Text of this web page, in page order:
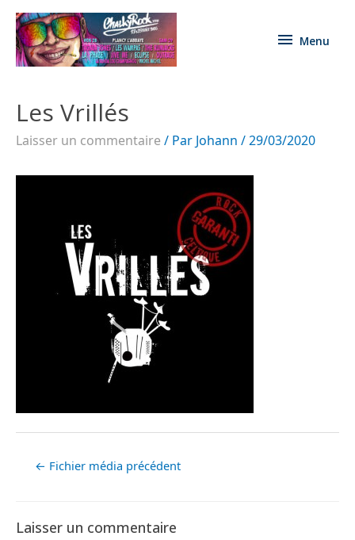
Menu
Les Vrillés
Laisser un commentaire / Par Johann /29/03/2020
← Fichier média précédent
Laisser un commentaire